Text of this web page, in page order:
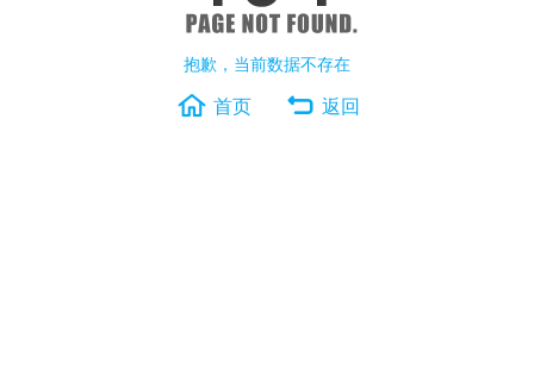
抱歉，当前数据不存在
首页 返回